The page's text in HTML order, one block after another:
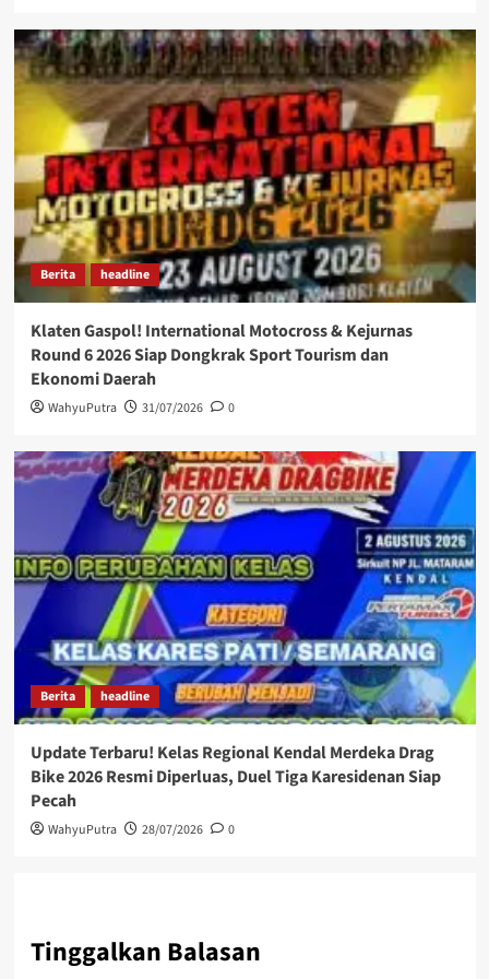
Berita headline
Klaten Gaspol! International Motocross & Kejurnas
Round 6 2026 Siap Dongkrak Sport Tourism dan
Ekonomi Daerah
WahyuPutra 31/07/2026 0
Berita headline
Update Terbaru! Kelas Regional Kendal Merdeka Drag
Bike 2026 Resmi Diperluas, Duel Tiga Karesidenan Siap
Pecah
WahyuPutra 28/07/2026 0
Tinggalkan Balasan